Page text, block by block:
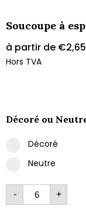
Soucoupe à
à partir de €2,65
Hors TVA
Décoré ou
Décoré
Neutre
- +